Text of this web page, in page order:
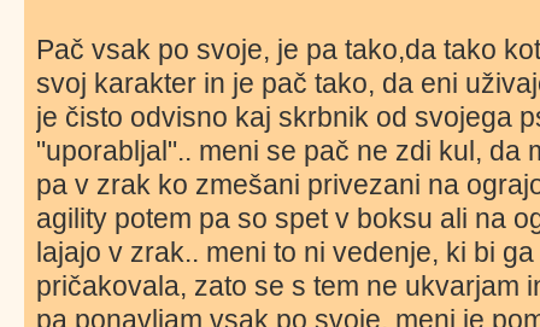
Pač vsak po svoje, je pa tako,da tako
svoj karakter in je pač tako, da eni
je čisto odvisno kaj skrbnik od svojega
"uporabljal".. meni se pač ne zdi kul, da
pa v zrak ko zmešani privezani na
agility potem pa so spet v boksu ali na
lajajo v zrak.. meni to ni vedenje, ki bi
pričakovala, zato se s tem ne ukvarjam
pa ponavljam vsak po svoje, meni je